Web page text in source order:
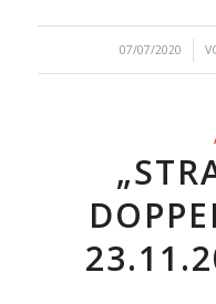
07/07/2020
/